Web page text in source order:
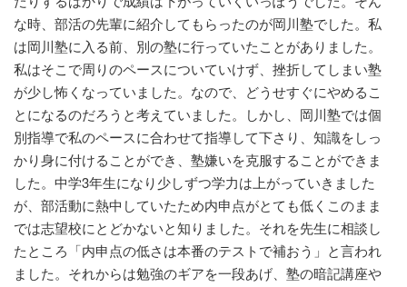
な時、部活の先輩に紹介してもらったのが岡川塾でした。私
は岡川塾に入る前、別の塾に行っていたことがありました。
私はそこで周りのペースについていけず、挫折してしまい塾
が少し怖くなっていました。なので、どうせすぐにやめるこ
とになるのだろうと考えていました。しかし、岡川塾では個
別指導で私のペースに合わせて指導して下さり、知識をしっ
かり身に付けることができ、塾嫌いを克服することができま
した。中学3年生になり少しずつ学力は上がっていきました
が、部活動に熱中していたため内申点がとても低くこのまま
では志望校にとどかないと知りました。それを先生に相談し
たところ「内申点の低さは本番のテストで補おう」と言われ
ました。それからは勉強のギアを一段あげ、塾の暗記講座や